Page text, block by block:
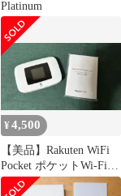
Platinum
¥4,500
【美品】Rakuten WiFi
Pocket ポケットWi-Fiル
ーター